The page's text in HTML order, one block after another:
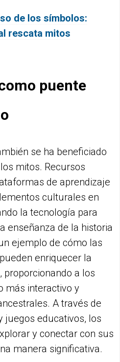
de los símbolos:
rescata mitos
puente
se ha beneficiado
mitos. Recursos
de aprendizaje
culturales en
la tecnología para
enseñanza de la historia
ejemplo de cómo las
enriquecer la
proporcionando a los
más interactivo y
A través de
juegos educativos, los
y conectar con sus
manera significativa.